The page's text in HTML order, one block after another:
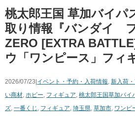
桃太郎王国 草加バイパ
取り情報『バンダイ
ZERO ​[EXTRA
ウ「ワンピース」フィ
2026/07/23| イベント・予約・入荷情報, 新入荷
い商材, ホビー, フィギュア, 桃太郎王国草加バイ
ズ, 一番くじ , フィギュア, 埼玉県, 草加市, ワンピ